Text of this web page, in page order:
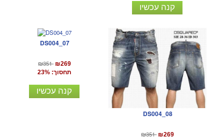
קנה עכשיו
DS004_07
₪351 ₪269
תחסוך: 23%
קנה עכשיו
DS004_08
₪351 ₪269